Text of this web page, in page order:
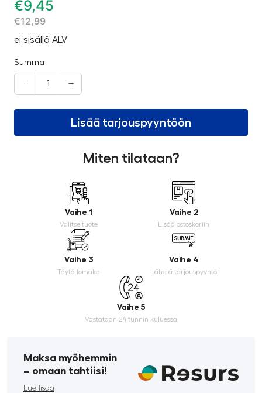
€9,45
€12,99
ei sisällä ALV
Summa
- +
Lisää tarjouspyyntöön
Miten tilataan?
Vaihe 1
Valitse tuote
Vaihe 2
Lisää ostoskoriin
Vaihe 3
Täytä lomake
Vaihe 4
Lähetä tarjouspyyntö
Vaihe 5
Vastataan 24 tunnin kuluessa
Maksa myöhemmin
­– omaan tahtiisi!
Lue lisää